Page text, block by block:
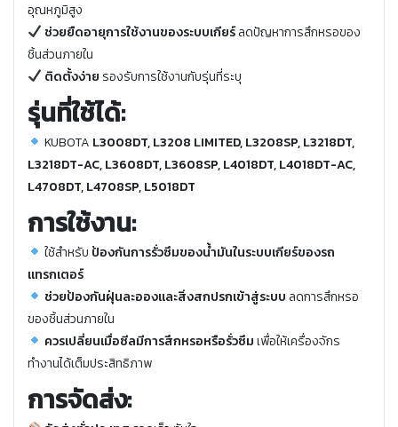
อุณหภูมิสูง
ช่วยยืดอายุการใช้งานของระบบเกียร์ลดปัญหาการสึกหรอของ
ชิ้นส่วนภายใน
ติดตั้งง่าย รองรับการใช้งานกับรุ่นที่ระบุ
รุ่นที่ใช้ได้:
KUBOTA L3008DT, L3208 LIMITED, L3208SP, L3218DT,
L3218DT-AC, L3608DT, L3608SP, L4018DT, L4018DT-AC,
L4708DT, L4708SP, L5018DT
การใช้งาน:
ใช้สำหรับ ป้องกันการรั่วซึมของน้ำมันในระบบเกียร์ของรถ
แทรกเตอร์
ช่วยป้องกันฝุ่นละอองและสิ่งสกปรกเข้าสู่ระบบลดการสึกหรอ
ของชิ้นส่วนภายใน
ควรเปลี่ยนเมื่อซีลมีการสึกหรอหรือรั่วซึมเพื่อให้เครื่องจักร
ทำงานได้เต็มประสิทธิภาพ
การจัดส่ง: